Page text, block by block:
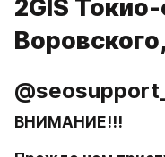
2GIS
ВНИМАНИЕ!!!